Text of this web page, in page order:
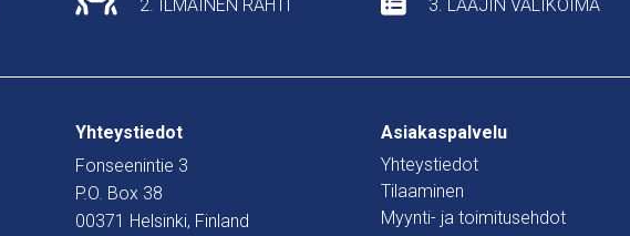
2. ILMAINEN RAHTI 3. LAAJIN VALIKOIMA
Yhteystiedot
Fonseenintie 3
P.O. Box 38
00371 Helsinki, Finland
Asiakaspalvelu
Yhteystiedot
Tilaaminen
Myynti- ja toimitusehdot